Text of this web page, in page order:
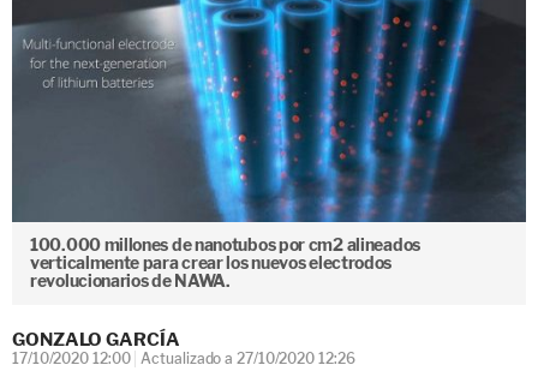
100.000 millones de nanotubos por cm2 alineados
verticalmente para crear los nuevos electrodos
revolucionarios de NAWA.
GONZALO GARCÍA
17/10/2020 12:00 Actualizado a 27/10/2020 12:26